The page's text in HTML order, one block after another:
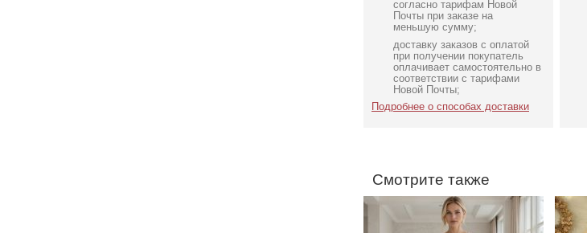
согласно тарифам Новой
Почты при заказе на
меньшую сумму;
доставку заказов с оплатой
при получении покупатель
оплачивает самостоятельно в
соответствии с тарифами
Новой Почты;
Подробнее о способах доставки
Смотрите также
Вечернее нарядное
длинное шифоновое
блестящее платье